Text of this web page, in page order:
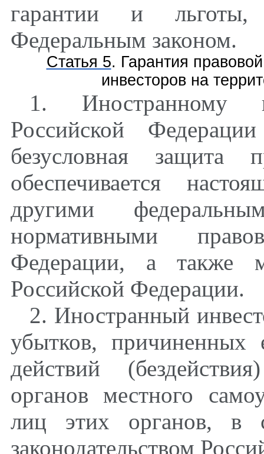
гарантии и льготы,
Федеральным законом.
Статья 5. Гарантия
инвесторов на
1. Иностранному
Российской
безусловная защита
обеспечивается
другими
нормативными
Федерации, а также
Российской Федерации.
2. Иностранный
убытков, причиненных
действий
органов местного
лиц этих органов, в
законодательством